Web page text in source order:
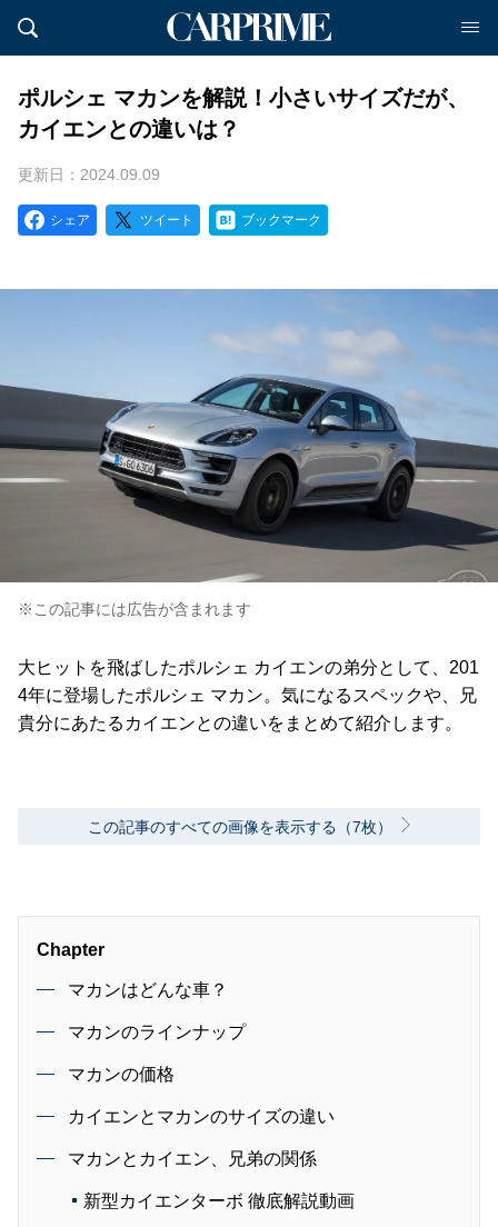
ポルシェ マカンを解説！小さいサイズだが、
カイエンとの違いは？
更新日：2024.09.09
シェア ツイート ブックマーク
※この記事には広告が含まれます
大ヒットを飛ばしたポルシェ カイエンの弟分として、201
4年に登場したポルシェ マカン。気になるスペックや、兄
貴分にあたるカイエンとの違いをまとめて紹介します。
この記事のすべての画像を表示する（7枚）
Chapter
マカンはどんな車？
マカンのラインナップ
マカンの価格
カイエンとマカンのサイズの違い
マカンとカイエン、兄弟の関係
新型カイエンターボ 徹底解説動画